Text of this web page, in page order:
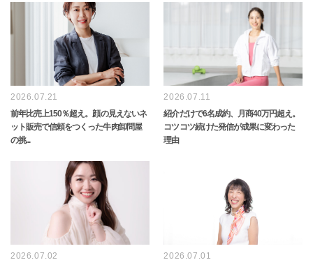
o
k
2026.07.21
前年比売上150％超え。顔の見えないネ
ット販売で信頼をつくった牛肉卸問屋
の挑...
2026.07.11
紹介だけで6名成約、月商40万円超え。
コツコツ続けた発信が成果に変わった
理由
2026.07.02
2026.07.01